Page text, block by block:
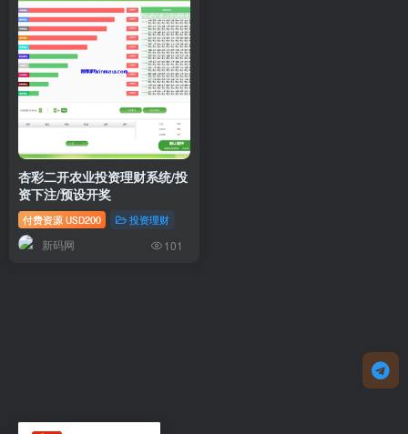
杏彩二开农业投资理财系统/投
资下注/预设开奖
付费资源 USD200 投资理财
新码网 101